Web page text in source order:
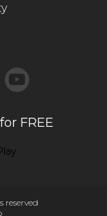
FREE
reserved